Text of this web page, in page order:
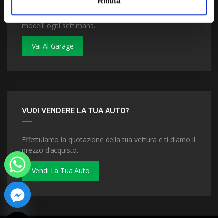
Dai un'occhiata al nostro garage. Troverai nuovi
modelli ogni settimana.
Vai Al Garage
VUOI VENDERE LA TUA AUTO?
Effettuiamo la quotazione della tua vettura e ti diamo il
prezzo d’acquisto.
Vendi La Tua Auto